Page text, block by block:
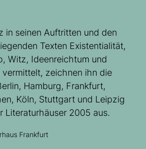
in seinen Auftritten und den
Texten Existentialität,
Witz, Ideenreichtum und
zeichnen ihn die
Hamburg, Frankfurt,
Köln, Stuttgart und Leipzig
Literaturhäuser 2005 aus.
Frankfurt